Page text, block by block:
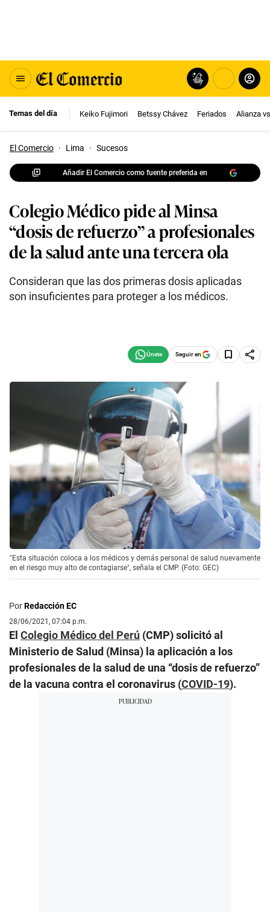
Temas del día Keiko Fujimori Betssy Chávez Feriados Alianza
El Comercio · Lima · Sucesos
Añadir El Comercio como fuente preferida en
Colegio Médico pide al Minsa
“dosis de refuerzo” a profesionales
de la salud ante una tercera ola
Consideran que las dos primeras dosis aplicadas
son insuficientes para proteger a los médicos.
Seguir en
"Esta situación coloca a los médicos y demás personal de salud nuevamente
en el riesgo muy alto de contagiarse", señala el CMP. (Foto: GEC)
PorRedacción EC
28/06/2021, 07:04 p.m.
El Colegio Médico del Perú (CMP) solicitó al
Ministerio de Salud (Minsa) la aplicación a los
profesionales de la salud de una “dosis de refuerzo”
de la vacuna contra el coronavirus (COVID-19).